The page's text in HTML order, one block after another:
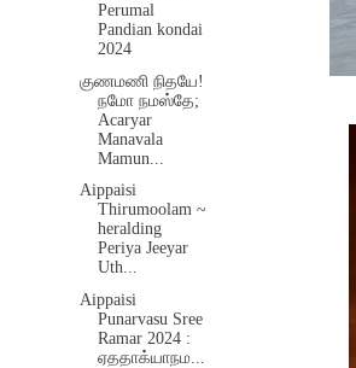
Perumal
Pandian kondai
2024
குணமணி நிதயே!
நமோ நமஸ்தே;
Acaryar
Manavala
Mamun...
Aippaisi
Thirumoolam ~
heralding
Periya Jeeyar
Uth...
Aippaisi
Punarvasu Sree
Ramar 2024 :
ஏததாக்யாநம...